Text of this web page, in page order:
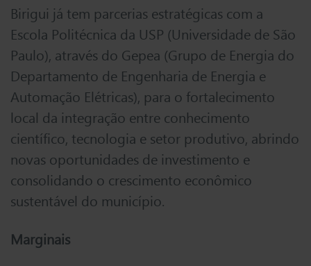
Birigui já tem parcerias estratégicas com a
Escola Politécnica da USP (Universidade de São
Paulo), através do Gepea (Grupo de Energia do
Departamento de Engenharia de Energia e
Automação Elétricas), para o fortalecimento
local da integração entre conhecimento
científico, tecnologia e setor produtivo, abrindo
novas oportunidades de investimento e
consolidando o crescimento econômico
sustentável do município.
Marginais